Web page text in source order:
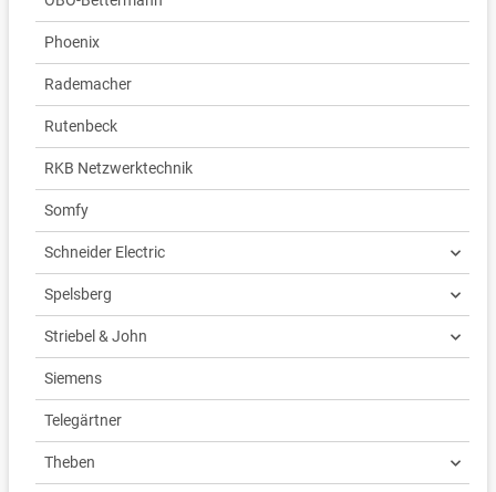
Phoenix
Rademacher
Rutenbeck
RKB Netzwerktechnik
Somfy
Schneider Electric
Spelsberg
Striebel & John
Siemens
Telegärtner
Theben